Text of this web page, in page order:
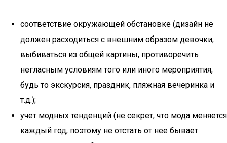
соответствие окружающей обстановке (дизайн не
должен расходиться с внешним образом девочки,
выбиваться из общей картины, противоречить
негласным условиям того или иного мероприятия,
будь то экскурсия, праздник, пляжная вечеринка и
т.д.);
учет модных тенденций (не секрет, что мода меняется
каждый год, поэтому не отстать от нее бывает